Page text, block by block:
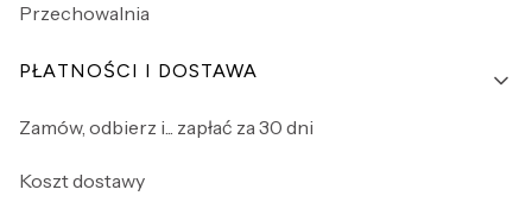
Przechowalnia
PŁATNOŚCI I DOSTAWA
Zamów, odbierz i... zapłać za 30 dni
Koszt dostawy